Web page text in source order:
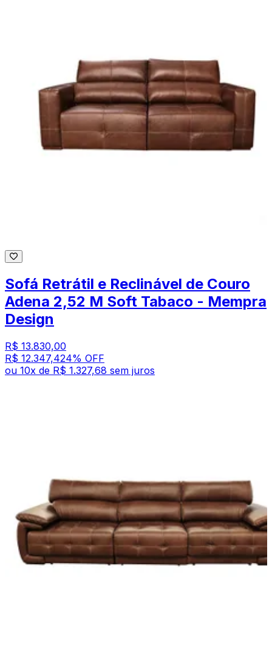
Sofá Retrátil e Reclinável de Couro
Adena 2,52 M Soft Tabaco - Mempra
Design
R$ 13.830,00
R$ 12.347,424% OFF
ou 10x de R$ 1.327,68 sem juros